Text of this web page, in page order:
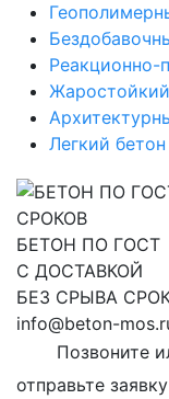
Жаростойкий
Легкий бетон
БЕТОН ПО ГОСТ
С ДОСТАВКОЙ
БЕЗ СРЫВА
info@beton-
Позвоните
отправьте